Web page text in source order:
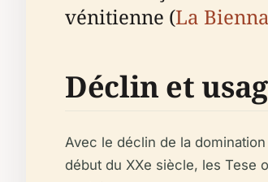
vénitienne (La
Déclin et
Avec le déclin de la
début du XXe siècle, les Tese